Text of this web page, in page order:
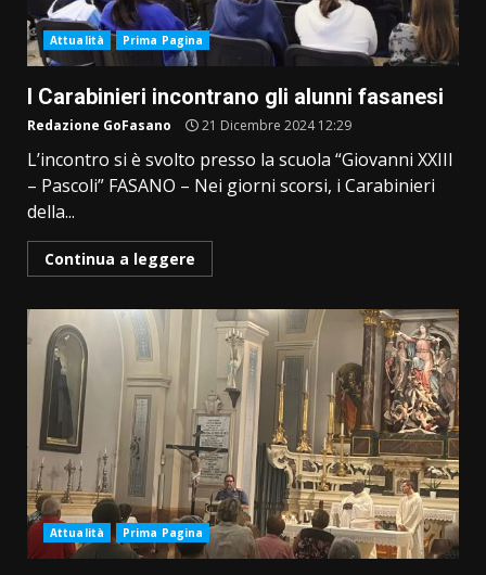
Attualità Prima Pagina
I Carabinieri incontrano gli alunni fasanesi
Redazione GoFasano 21 Dicembre 2024 12:29
L’incontro si è svolto presso la scuola “Giovanni XXIII
– Pascoli” FASANO – Nei giorni scorsi, i Carabinieri
della...
Continua a leggere
Attualità Prima Pagina